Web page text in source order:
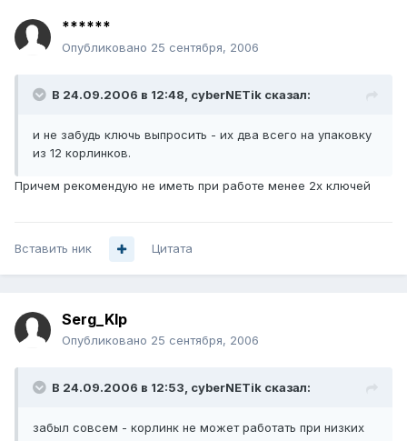
******
Опубликовано 25 сентября, 2006
В 24.09.2006 в 12:48, cyberNETik сказал:
и не забудь ключь выпросить - их два всего на упаковку
из 12 корлинков.
Причем рекомендую не иметь при работе менее 2х ключей
Вставить ник Цитата
Serg_Klp
Опубликовано 25 сентября, 2006
В 24.09.2006 в 12:53, cyberNETik сказал:
забыл совсем - корлинк не может работать при низких